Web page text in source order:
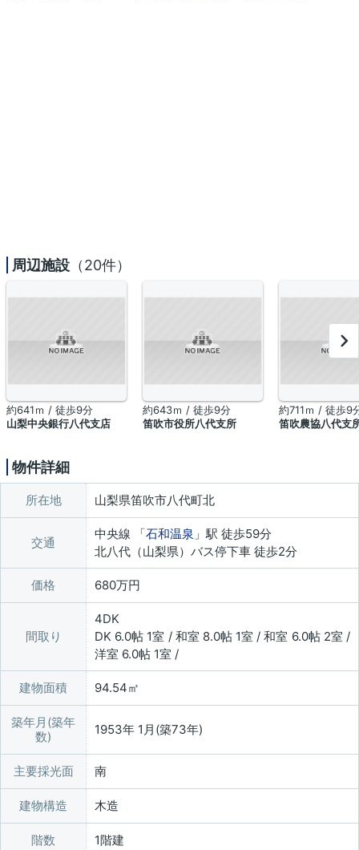
周辺施設 （20件）
約641ｍ / 徒歩9分
山梨中央銀行八代支店
約643ｍ / 徒歩9分
笛吹市役所八代支所
約711ｍ / 徒歩9
笛吹農協八代支
物件詳細
所在地 山梨県笛吹市八代町北
交通
中央線 「石和温泉 」駅 徒歩59分
北八代（山梨県）バス停下車 徒歩2分
価格 680万円
間取り
4DK
DK 6.0帖 1室 / 和室 8.0帖 1室 / 和室 6.0帖 2室 /
洋室 6.0帖 1室 /
建物面積 94.54㎡
築年月(築年
数)
1953年 1月(築73年)
主要採光面 南
建物構造 木造
階数 1階建